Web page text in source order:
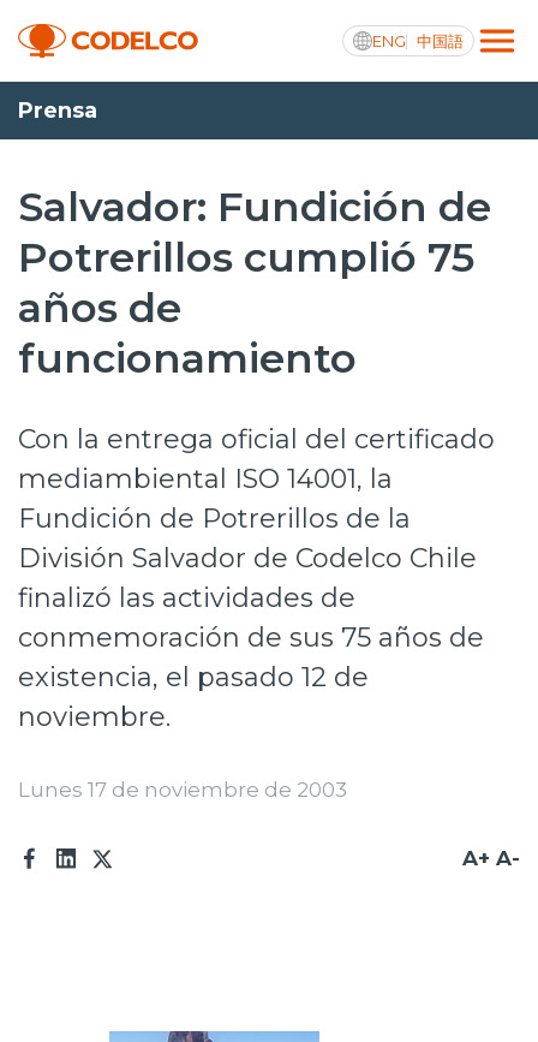
ENG 中国語
Transparencia activa
Nosotros
Operaciones
Proyectos
Innovación
Inversionistas
Prensa
Transparencia activa
Canales de denuncia
Prensa
Salvador: Fundición de
Potrerillos cumplió 75
años de
funcionamiento
Con la entrega oficial del certificado
mediambiental ISO 14001, la
Fundición de Potrerillos de la
División Salvador de Codelco Chile
finalizó las actividades de
conmemoración de sus 75 años de
existencia, el pasado 12 de
noviembre.
Lunes 17 de noviembre de 2003
A+ A-